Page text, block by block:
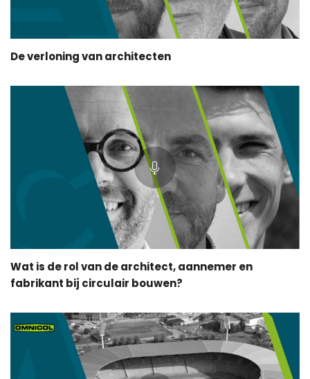
De verloning van architecten
Wat is de rol van de architect, aannemer en
fabrikant bij circulair bouwen?